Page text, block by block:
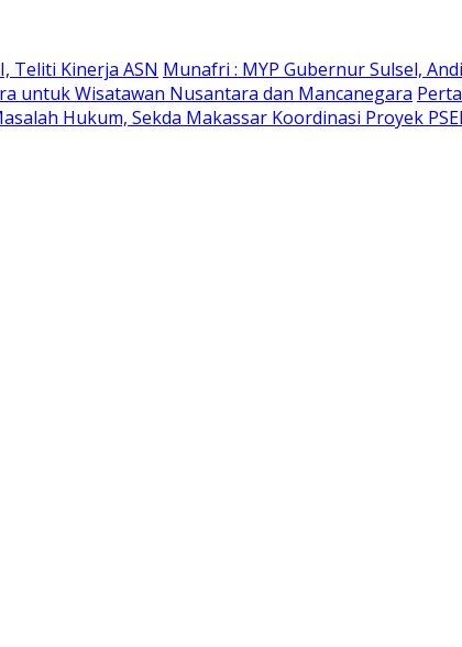
Teliti Kinerja ASN Munafri : MYP Gubernur Sulsel,
untuk Wisatawan Nusantara dan Mancanegara
Hukum, Sekda Makassar Koordinasi Proyek